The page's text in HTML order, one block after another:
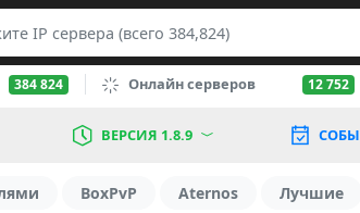
384 824 Онлайн серверов 12 752
ВЕРСИЯ 1.8.9
BoxPvP Aternos Лучшие